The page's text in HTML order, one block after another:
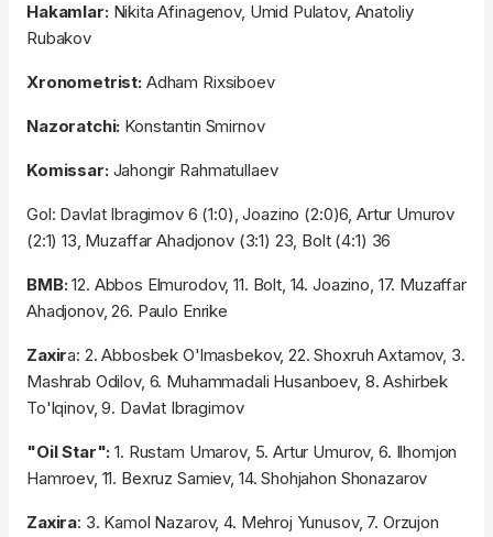
Hakamlar:Nikita Afinagenov, Umid Pulatov, Anatoliy
Rubakov
Xronometrist: Adham Rixsiboev
Nazoratchi: Konstantin Smirnov
Komissar:Jahongir Rahmatullaev
Gol: Davlat Ibragimov 6 (1:0), Joazino (2:0)6, Artur Umurov
(2:1) 13, Muzaffar Ahadjonov (3:1) 23, Bolt (4:1) 36
BMB:12. Abbos Elmurodov, 11. Bolt, 14. Joazino, 17. Muzaffar
Ahadjonov, 26. Paulo Enrike
Zaxira: 2. Abbosbek O'lmasbekov, 22. Shoxruh Axtamov, 3.
Mashrab Odilov, 6. Muhammadali Husanboev, 8. Ashirbek
To'lqinov, 9. Davlat Ibragimov
"Oil Star":1. Rustam Umarov, 5. Artur Umurov, 6. Ilhomjon
Hamroev, 11. Bexruz Samiev, 14. Shohjahon Shonazarov
Zaxira: 3. Kamol Nazarov, 4. Mehroj Yunusov, 7. Orzujon